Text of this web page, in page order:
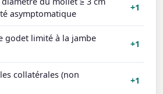
asymptomatique
+1
godet limité à la jambe
+1
collatérales (non
+1